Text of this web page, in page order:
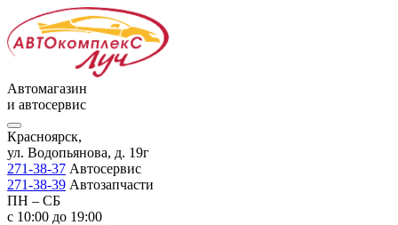
Автомагазин
и автосервис
Красноярск,
ул. Водопьянова, д. 19г
271-38-37 Автосервис
271-38-39 Автозапчасти
ПН – СБ
с 10:00 до 19:00